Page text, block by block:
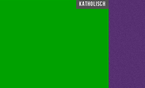
katholisch